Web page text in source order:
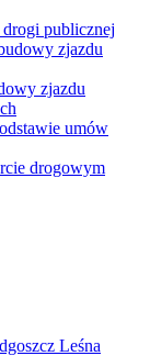
drogi publicznej
zjazdu
zjazdu
umów
drogowym
Leśna